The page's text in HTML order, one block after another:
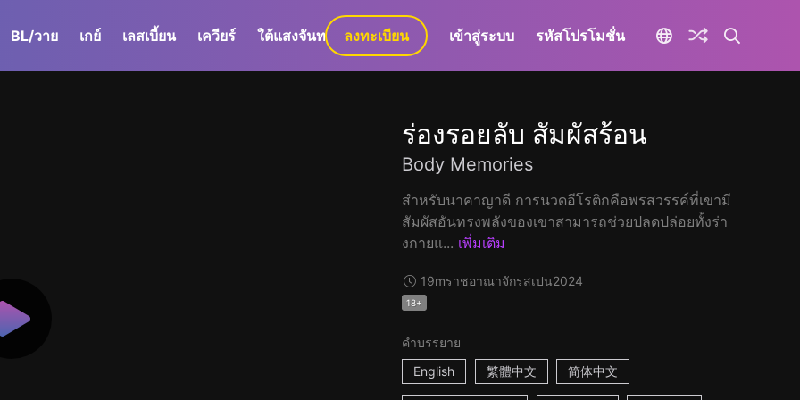
BL/วาย เกย์ เลสเบี้ยน เควียร์ ใต้แสงจันทร์ GaLa+
ลงทะเบียน เข้าสู่ระบบ รหัสโปรโมชั่น
ร่องรอยลับ สัมผัสร้อน
Body Memories
สำหรับนาคาญาดี การนวดอีโรติกคือพรสวรรค์ที่เขามี
สัมผัสอันทรงพลังของเขาสามารถช่วยปลดปล่อยทั้งร่า
งกายแ... เพิ่มเติม
19mราชอาณาจักรสเปน2024
18+
คำบรรยาย
English
繁體中文 简体中文